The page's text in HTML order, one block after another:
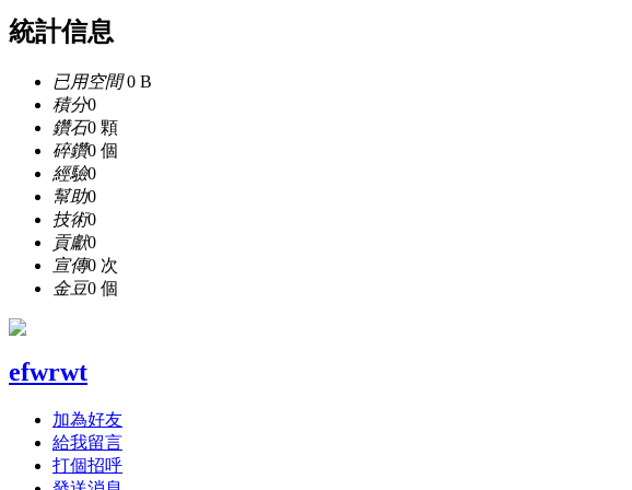
統計信息
已用空間0 B
積分0
鑽石0 顆
碎鑽0 個
經驗0
幫助0
技術0
貢獻0
宣傳0 次
金豆0 個
efwrwt
加為好友
給我留言
打個招呼